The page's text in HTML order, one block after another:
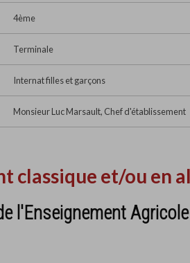
4ème
Terminale
Internat filles et garçons
Monsieur Luc Marsault, Chef d'établissement
classique et/ou en
l'Enseignement Agricole